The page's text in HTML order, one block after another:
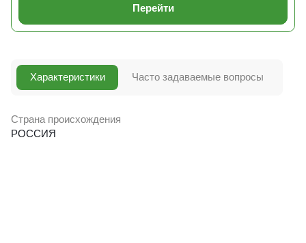
Перейти
Характеристики
Страна происхождения
РОССИЯ
Часто задаваемые вопросы